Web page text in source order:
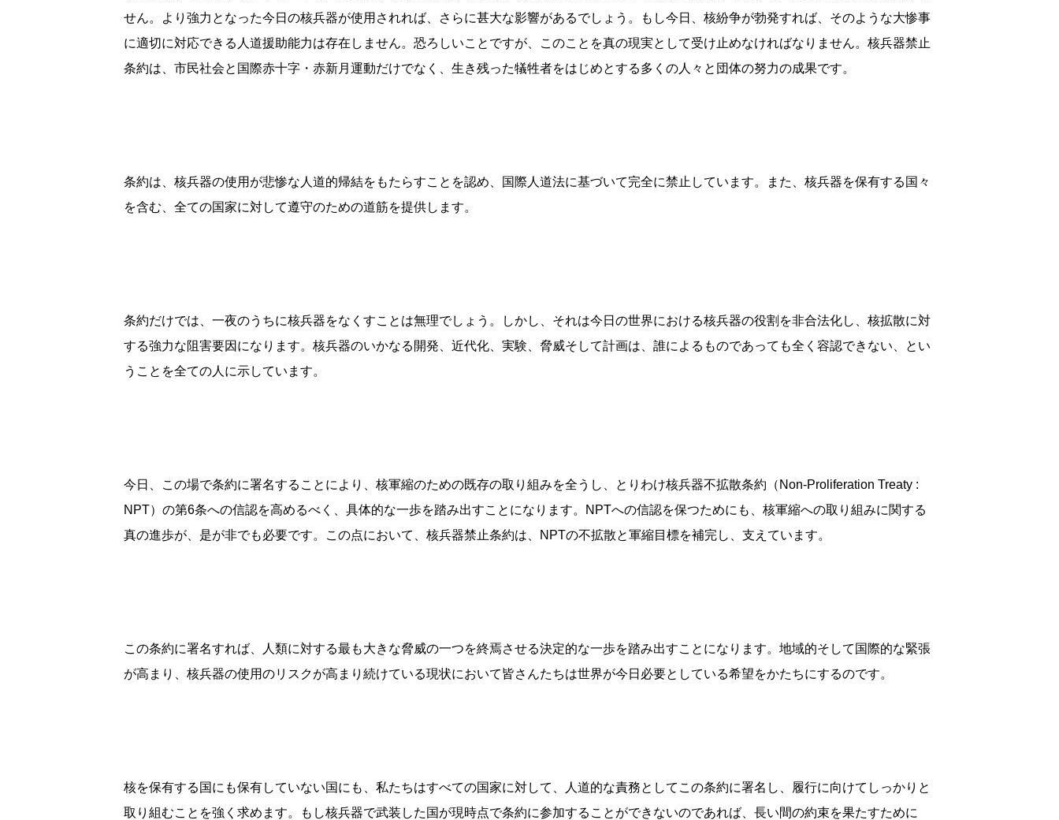
せん。より強力となった今日の核兵器が使用されれば、さらに甚大な影響があるでしょう。もし今日、核紛争が勃発すれば、そのような大惨事
に適切に対応できる人道援助能力は存在しません。恐ろしいことですが、このことを真の現実として受け止めなければなりません。核兵器禁止
条約は、市民社会と国際赤十字・赤新月運動だけでなく、生き残った犠牲者をはじめとする多くの人々と団体の努力の成果です。
条約は、核兵器の使用が悲惨な人道的帰結をもたらすことを認め、国際人道法に基づいて完全に禁止しています。また、核兵器を保有する国々
を含む、全ての国家に対して遵守のための道筋を提供します。
条約だけでは、一夜のうちに核兵器をなくすことは無理でしょう。しかし、それは今日の世界における核兵器の役割を非合法化し、核拡散に対
する強力な阻害要因になります。核兵器のいかなる開発、近代化、実験、脅威そして計画は、誰によるものであっても全く容認できない、とい
うことを全ての人に示しています。
今日、この場で条約に署名することにより、核軍縮のための既存の取り組みを全うし、とりわけ核兵器不拡散条約（Non-Proliferation Treaty :
NPT）の第6条への信認を高めるべく、具体的な一歩を踏み出すことになります。NPTへの信認を保つためにも、核軍縮への取り組みに関する
真の進歩が、是が非でも必要です。この点において、核兵器禁止条約は、NPTの不拡散と軍縮目標を補完し、支えています。
この条約に署名すれば、人類に対する最も大きな脅威の一つを終焉させる決定的な一歩を踏み出すことになります。地域的そして国際的な緊張
が高まり、核兵器の使用のリスクが高まり続けている現状において皆さんたちは世界が今日必要としている希望をかたちにするのです。
核を保有する国にも保有していない国にも、私たちはすべての国家に対して、人道的な責務としてこの条約に署名し、履行に向けてしっかりと
取り組むことを強く求めます。もし核兵器で武装した国が現時点で条約に参加することができないのであれば、長い間の約束を果たすために